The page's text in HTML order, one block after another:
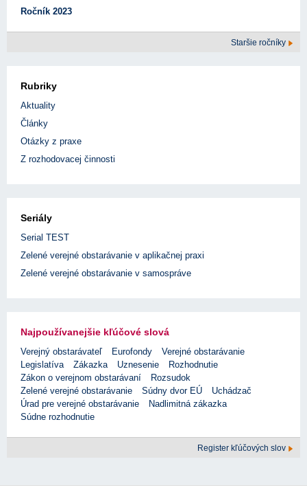
Ročník 2023
Staršie ročníky
Rubriky
Aktuality
Články
Otázky z praxe
Z rozhodovacej činnosti
Seriály
Serial TEST
Zelené verejné obstarávanie v aplikačnej praxi
Zelené verejné obstarávanie v samospráve
Najpoužívanejšie kľúčové slová
Verejný obstarávateľ Eurofondy
Verejné obstarávanie
Legislatíva
Zákazka Uznesenie
Rozhodnutie
Zákon o verejnom obstarávaní
Rozsudok
Zelené verejné obstarávanie
Súdny dvor EÚ
Uchádzač
Úrad pre verejné obstarávanie
Nadlimitná zákazka
Súdne rozhodnutie
Register kľúčových slov